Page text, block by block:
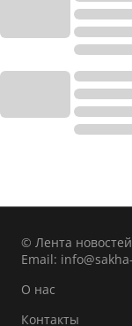
© Лента
Email:
О нас
Контакты